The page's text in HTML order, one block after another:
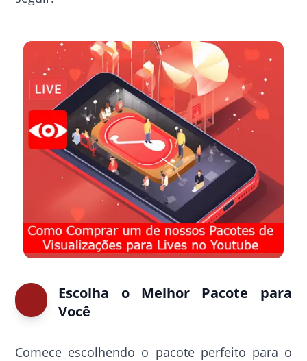
Escolha o Melhor Pacote para
Você
Comece escolhendo o pacote perfeito para o